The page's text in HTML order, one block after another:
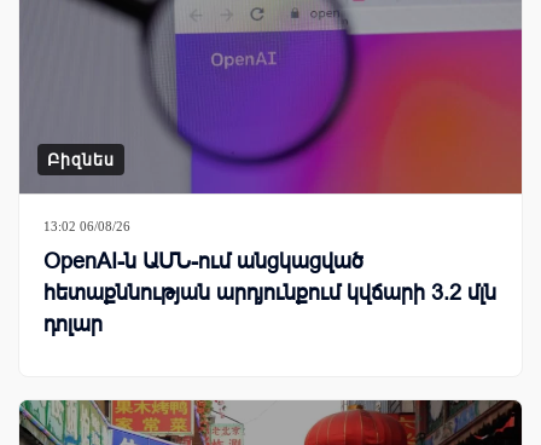
Բիզնես
13:02 06/08/26
OpenAI-ն ԱՄՆ-ում անցկացված
հետաքննության արդյունքում կվճարի 3.2 մլն
դոլար